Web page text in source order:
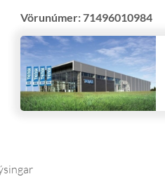
Vörunúmer:71496010984